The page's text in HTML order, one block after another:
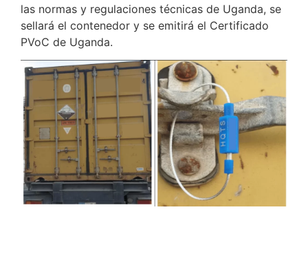
las normas y regulaciones técnicas de Uganda, se
sellará el contenedor y se emitirá el Certificado
PVoC de Uganda.